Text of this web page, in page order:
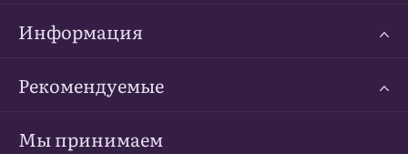
Информация
Рекомендуемые
Мы принимаем